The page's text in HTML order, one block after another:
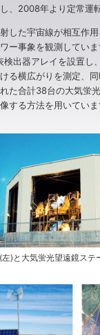
、2008年より定常運
した宇宙線が相互作
ー事象を観測してい
検出器アレイを設置し
る横広がりを測定、
た合計38台の大気蛍
する方法を用いていま
)と大気蛍光望遠鏡ステ